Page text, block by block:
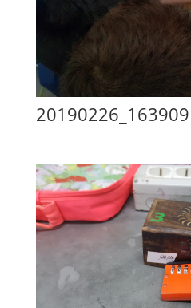
20190226_163909